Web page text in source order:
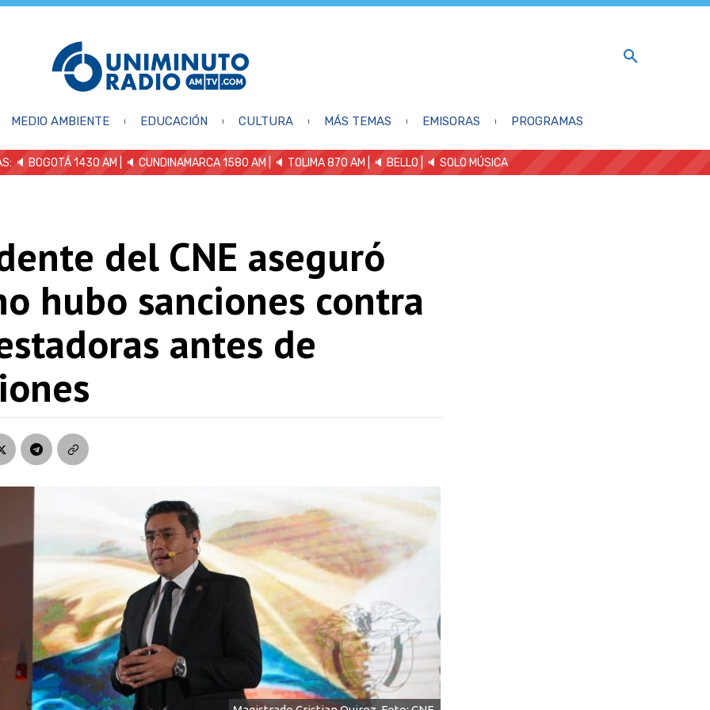
MEDIO AMBIENTE EDUCACIÓN CULTURA MÁS TEMAS EMISORAS PROGRAMAS
🔈 BOGOTÁ 1430 AM | 🔈 CUNDINAMARCA 1580 AM | 🔈 TOLIMA 870 AM | 🔈 BELLO 🔈 SOLO MÚSICA
del CNE aseguró
hubo sanciones contra
antes de